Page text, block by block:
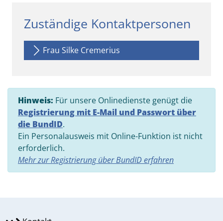
Zuständige Kontaktpersonen
Frau Silke Cremerius
Hinweis: Für unsere Onlinedienste genügt die
Registrierung mit E-Mail und Passwort über
die BundID.
Ein Personalausweis mit Online-Funktion ist nicht
erforderlich.
Mehr zur Registrierung über BundID erfahren